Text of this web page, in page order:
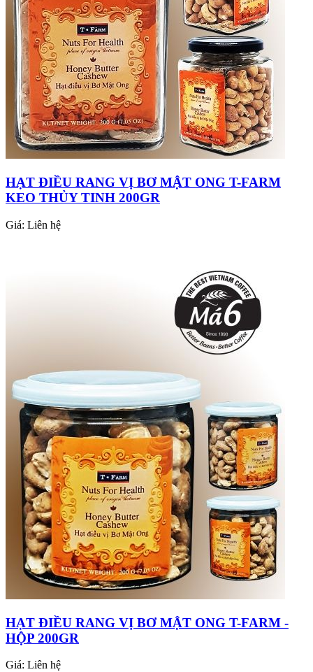
HẠT ĐIỀU RANG VỊ BƠ MẬT ONG T-FARM
KEO THỦY TINH 200GR
Giá: Liên hệ
HẠT ĐIỀU RANG VỊ BƠ MẬT ONG T-FARM -
HỘP 200GR
Giá: Liên hệ